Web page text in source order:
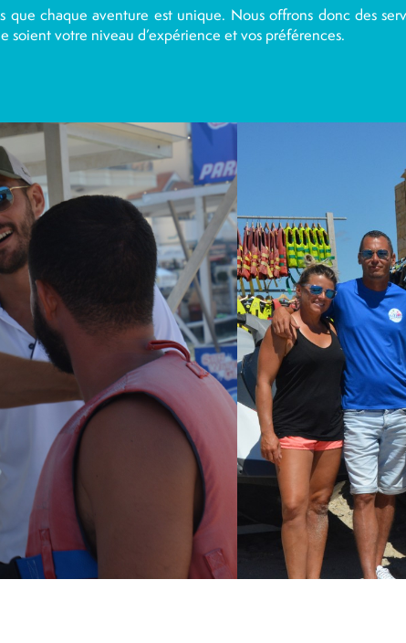
que chaque aventure est unique. Nous offrons donc des
soient votre niveau d’expérience et vos préférences.